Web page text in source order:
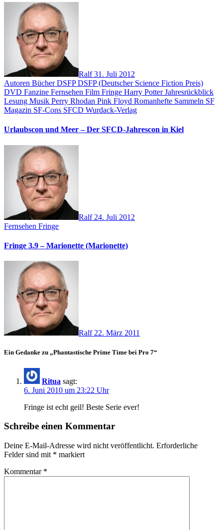
Ralf31. Juli 2012
Autoren BücherDSFPDSFP (Deutscher Science Fiction Preis)
DVD Fanzine Fernsehen Film Fringe Harry PotterJahresrückblick
Lesung Musik Perry Rhodan Pink Floyd Romanhefte Sammeln SF
Magazin SF-Cons SFCD Wurdack-Verlag
Urlaubscon und Meer – Der SFCD-Jahrescon in Kiel
Ralf 24. Juli 2012
Fernsehen Fringe
Fringe 3.9 – Marionette (Marionette)
Ralf 22. März 2011
Ein Gedanke zu „Phantastische Prime Time bei Pro 7“
Ritua sagt:
6. Juni 2010 um 23:22 Uhr
Fringe ist echt geil! Beste Serie ever!
Schreibe einen Kommentar
Deine E-Mail-Adresse wird nicht veröffentlicht. Erforderliche
Felder sind mit * markiert
Kommentar *